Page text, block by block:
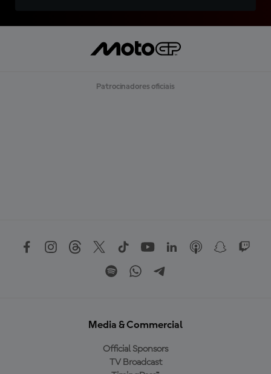
Patrocinadores oficiais
Media & Commercial
Official Sponsors
TV Broadcast